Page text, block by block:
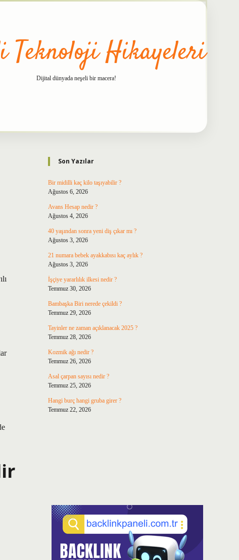
Teknoloji Hikayeleri
Dijital dünyada neşeli bir macera!
Sidebar
Son Yazılar
Bir midilli kaç kilo taşıyabilir ?
Ağustos 6, 2026
Avans Hesap nedir ?
Ağustos 4, 2026
40 yaşından sonra yeni diş çıkar mı ?
Ağustos 3, 2026
21 numara bebek ayakkabısı kaç aylık ?
Ağustos 3, 2026
İşçiye yararlılık ilkesi nedir ?
Temmuz 30, 2026
Bambaşka Biri nerede çekildi ?
Temmuz 29, 2026
Tayinler ne zaman açıklanacak 2025 ?
Temmuz 28, 2026
Kozmik ağı nedir ?
Temmuz 26, 2026
Asal çarpan sayısı nedir ?
Temmuz 25, 2026
Hangi burç hangi gruba girer ?
Temmuz 22, 2026